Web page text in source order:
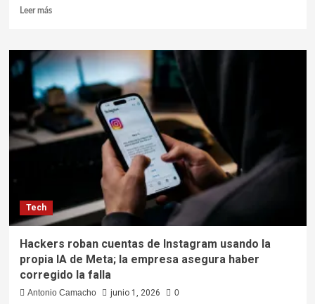
Leer más
Tech
Hackers roban cuentas de Instagram usando la
propia IA de Meta; la empresa asegura haber
corregido la falla
Antonio Camacho junio 1, 2026 0